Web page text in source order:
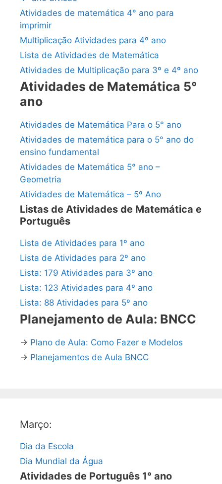
Atividades de matemática 4° ano para
imprimir
Multiplicação Atividades para 4º ano
Lista de Atividades de Matemática
Atividades de Multiplicação para 3º e 4º ano
Atividades de Matemática 5°
ano
Atividades de Matemática Para o 5° ano
Atividades de matemática para o 5° ano do
ensino fundamental
Atividades de Matemática 5° ano –
Geometria
Atividades de Matemática – 5º Ano
Listas de Atividades de Matemática e
Português
Lista de Atividades para 1º ano
Lista de Atividades para 2º ano
Lista: 179 Atividades para 3º ano
Lista: 123 Atividades para 4º ano
Lista: 88 Atividades para 5º ano
Planejamento de Aula: BNCC
→ Plano de Aula: Como Fazer e Modelos
→ Planejamentos de Aula BNCC
Março:
Dia da Escola
Dia Mundial da Água
Atividades de Português 1° ano